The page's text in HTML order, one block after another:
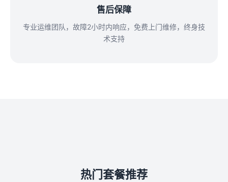
售后保障
专业运维团队，故障2小时内响应，免费上门维修，终身技
术支持
热门套餐推荐